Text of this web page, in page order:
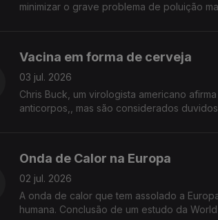
minimizar o grave problema de poluição
Vacina em forma de cerveja
03 jul. 2026
Chris Buck, um virologista americano
anticorpos,, mas são considerados
Onda de Calor na Europa
02 jul. 2026
A onda de calor que tem assolado a
humana. Conclusão de um estudo da